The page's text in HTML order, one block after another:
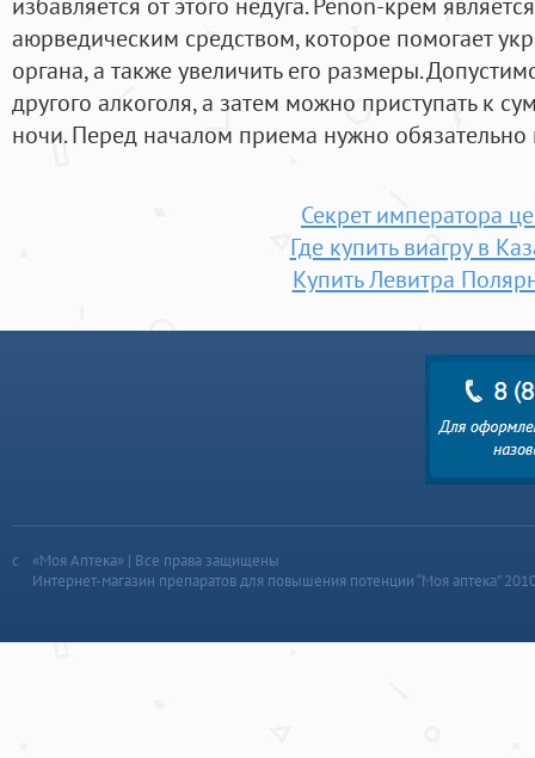
аюрведическим средством, которое помогает
органа, а также увеличить его размеры.
другого алкоголя, а затем можно приступать к
ночи. Перед началом приема нужно
Секрет императора
Где купить виагру в
Купить Левитра
«Моя Аптека» | Все права защищены
Интернет-магазин препаратов для повышения потенции “Моя аптека”